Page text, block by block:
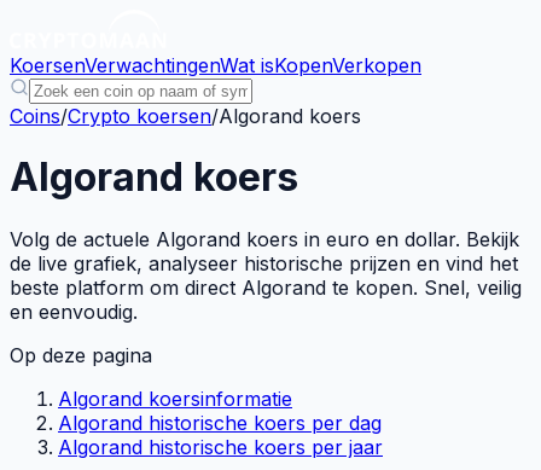
KoersenVerwachtingenWat isKopenVerkopen
Coins/Crypto koersen/Algorand koers
Algorand koers
Volg de actuele Algorand koers in euro en dollar. Bekijk
de live grafiek, analyseer historische prijzen en vind het
beste platform om direct Algorand te kopen. Snel, veilig
en eenvoudig.
Op deze pagina
Algorand koersinformatie
Algorand historische koers per dag
Algorand historische koers per jaar